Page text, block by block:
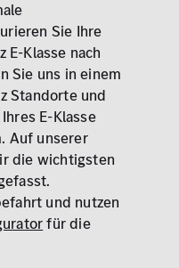
Sie Ihre
Klasse nach
Sie uns in einem
Standorte und
E-Klasse
Auf unserer
die wichtigsten
und nutzen
für die